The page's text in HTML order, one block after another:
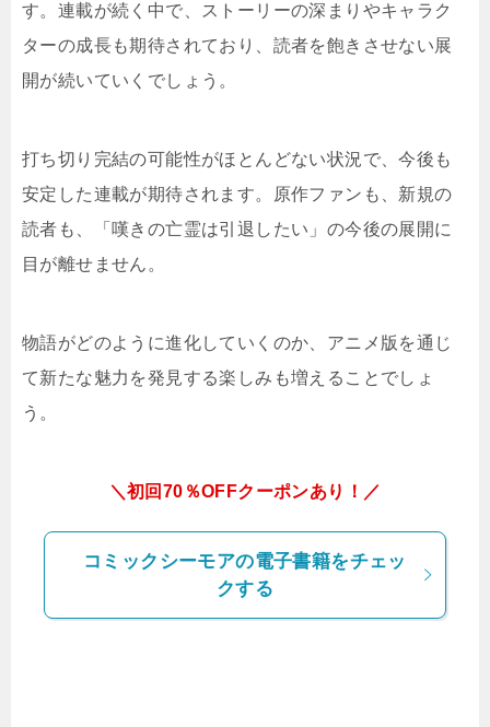
す。連載が続く中で、ストーリーの深まりやキャラク
ターの成長も期待されており、読者を飽きさせない展
開が続いていくでしょう。
打ち切り完結の可能性がほとんどない状況で、今後も
安定した連載が期待されます。原作ファンも、新規の
読者も、「嘆きの亡霊は引退したい」の今後の展開に
目が離せません。
物語がどのように進化していくのか、アニメ版を通じ
て新たな魅力を発見する楽しみも増えることでしょ
う。
＼初回70％OFFクーポンあり！／
コミックシーモアの電子書籍をチェッ
クする